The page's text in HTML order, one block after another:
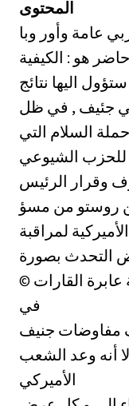
المحتوى
عامة وأور وبا
هو : الكيفية
اليها نتائج
جئيف , في ظل
السلام التي
للحزب الشيوعي
وقرار الرئيس
روستو من مسؤ
لمراقبة
التحدث بصورة
© علنية عن الأسلحة الاستراتيجية عابرة القارات
في
مفاوضات جنيف
أنه وعد الشعب
الأميركي